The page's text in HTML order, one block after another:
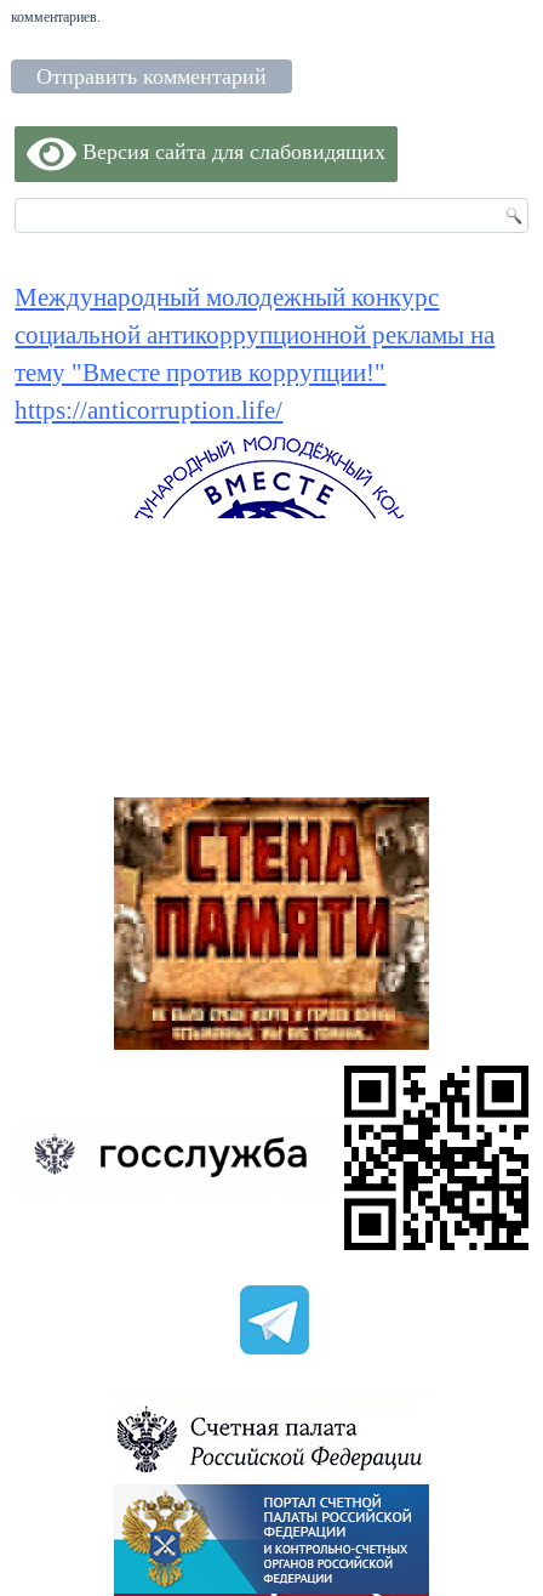
комментариев.
Версия сайта для слабовидящих
Международный молодежный конкурс
социальной антикоррупционной рекламы на
тему "Вместе против коррупции!"
https://anticorruption.life/